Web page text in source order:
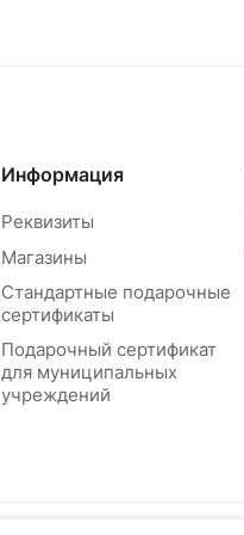
Информация
Реквизиты
Магазины
Стандартные подарочные
сертификаты
Подарочный сертификат
для муниципальных
учреждений